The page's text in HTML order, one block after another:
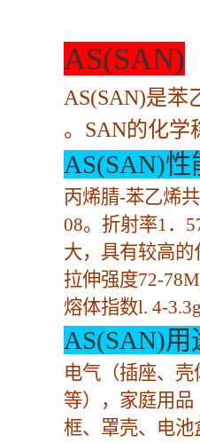
AS(SAN)
AS(SAN)是
。SAN的化学
AS(SAN)性
丙烯腈-苯乙烯
08。折射率1．
大，具有较高的
拉伸强度72-
熔体指数l. 4-
AS(SAN)用
电气（插座、
等），家庭用
框、罩壳、电池